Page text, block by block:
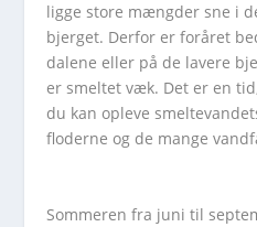
ligge store mængder sne i
bjerget. Derfor er foråret
dalene eller på de lavere
er smeltet væk. Det er en
du kan opleve
floderne og de mange
Sommeren fra juni til